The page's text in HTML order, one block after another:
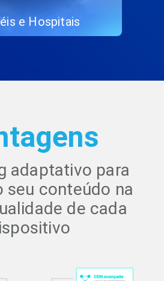
e Hospitais
adaptativo para
seu conteúdo na
de cada